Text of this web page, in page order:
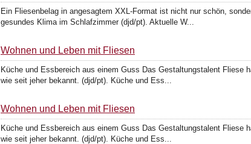
Ein Fliesenbelag in angesagtem XXL-Format ist nicht nur schön,
gesundes Klima im Schlafzimmer (djd/pt). Aktuelle W...
Wohnen und Leben mit Fliesen
Küche und Essbereich aus einem Guss Das Gestaltungstalent Fliese
wie seit jeher bekannt. (djd/pt). Küche und Ess...
Wohnen und Leben mit Fliesen
Küche und Essbereich aus einem Guss Das Gestaltungstalent Fliese
wie seit jeher bekannt. (djd/pt). Küche und Ess...